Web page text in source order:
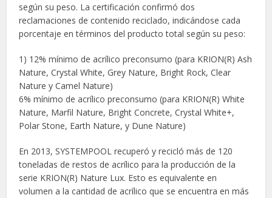
según su peso. La certificación confirmó dos
reclamaciones de contenido reciclado, indicándose cada
porcentaje en términos del producto total según su peso:
1) 12% mínimo de acrílico preconsumo (para KRION(R) Ash
Nature, Crystal White, Grey Nature, Bright Rock, Clear
Nature y Camel Nature)
6% mínimo de acrílico preconsumo (para KRION(R) White
Nature, Marfil Nature, Bright Concrete, Crystal White+,
Polar Stone, Earth Nature, y Dune Nature)
En 2013, SYSTEMPOOL recuperó y recicló más de 120
toneladas de restos de acrílico para la producción de la
serie KRION(R) Nature Lux. Esto es equivalente en
volumen a la cantidad de acrílico que se encuentra en más